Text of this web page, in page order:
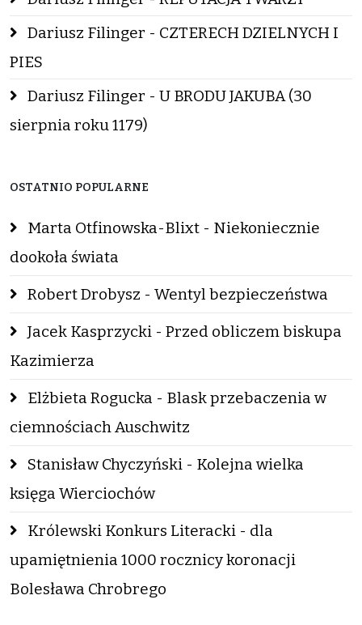
Dariusz Filinger - CZTERECH DZIELNYCH I
PIES
Dariusz Filinger - U BRODU JAKUBA (30
sierpnia roku 1179)
OSTATNIO POPULARNE
Marta Otfinowska-Blixt - Niekoniecznie
dookoła świata
Robert Drobysz - Wentyl bezpieczeństwa
Jacek Kasprzycki - Przed obliczem biskupa
Kazimierza
Elżbieta Rogucka - Blask przebaczenia w
ciemnościach Auschwitz
Stanisław Chyczyński - Kolejna wielka
księga Wierciochów
Królewski Konkurs Literacki - dla
upamiętnienia 1000 rocznicy koronacji
Bolesława Chrobrego